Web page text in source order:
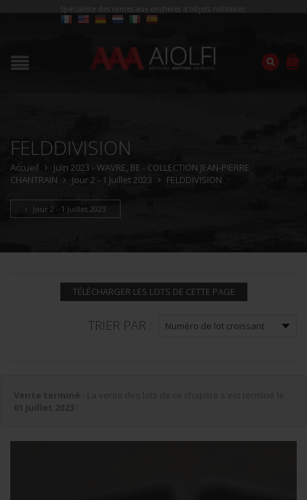
Spécialiste des ventes aux enchères d'objets militaires
FELDDIVISION
Accueil
Juin 2023 - WAVRE, BE - COLLECTION JEAN-PIERRE
CHANTRAIN
Jour 2 - 1 Juillet 2023 FELDDIVISION
Jour 2 - 1 Juillet 2023
TÉLÉCHARGER LES LOTS DE CETTE PAGE
TRIER PAR :